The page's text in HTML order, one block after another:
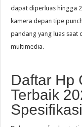
dapat diperluas hingga
kamera depan tipe
pandang yang luas saat
multimedia.
Daftar Hp
Terbaik